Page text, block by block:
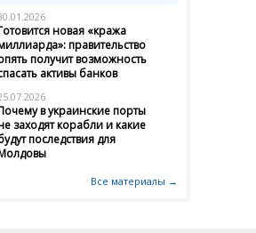
новая «кража
правительство
получит возможность
активы банков
в украинские порты
заходят корабли и какие
последствия для
Все материалы →